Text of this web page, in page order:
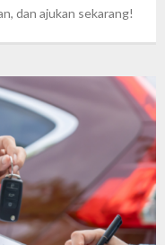
dan ajukan sekarang!